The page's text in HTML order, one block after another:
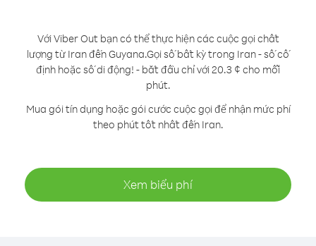
Với Viber Out bạn có thể thực hiện các cuộc gọi chất
lượng từ Iran đến Guyana.Gọi số bất kỳ trong Iran - số cố
định hoặc số di động! - bắt đầu chỉ với 20.3 ¢ cho mỗi
phút.
Mua gói tín dụng hoặc gói cước cuộc gọi để nhận mức phí
theo phút tốt nhất đến Iran.
Xem biểu phí